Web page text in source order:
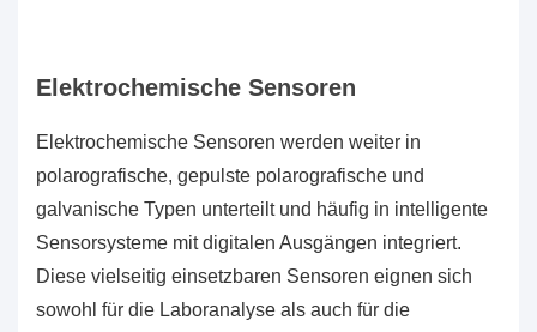
Elektrochemische Sensoren
Elektrochemische Sensoren werden weiter in
polarografische, gepulste polarografische und
galvanische Typen unterteilt und häufig in intelligente
Sensorsysteme mit digitalen Ausgängen integriert.
Diese vielseitig einsetzbaren Sensoren eignen sich
sowohl für die Laboranalyse als auch für die